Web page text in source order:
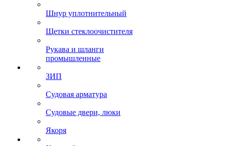
Шнур уплотнительный
Щетки стеклоочистителя
Рукава и шланги
промышленные
ЗИП
Судовая арматура
Судовые двери, люки
Якоря